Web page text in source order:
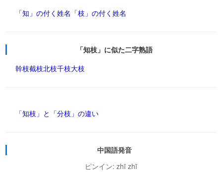
「知」の付く姓名 「枝」の付く姓名
「知枝」に似た二字熟語
幹枝截枝北枝千枝大枝
「知枝」と「分枝」の違い
中国語発音
ピンイン: zhī zhī